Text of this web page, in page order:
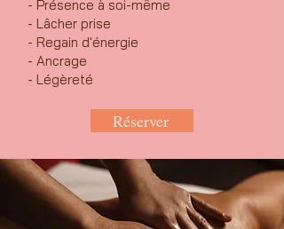
- Présence à soi-même
- Lâcher prise
- Regain d'énergie
- Ancrage
- Légèreté
Réserver